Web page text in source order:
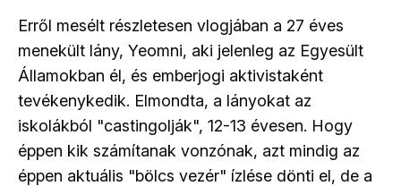
Erről mesélt részletesen vlogjában a 27 éves
menekült lány, Yeomni, aki jelenleg az Egyesült
Államokban él, és emberjogi aktivistaként
tevékenykedik. Elmondta, a lányokat az
iskolákból "castingolják", 12-13 évesen. Hogy
éppen kik számítanak vonzónak, azt mindig az
éppen aktuális "bölcs vezér" ízlése dönti el, de a